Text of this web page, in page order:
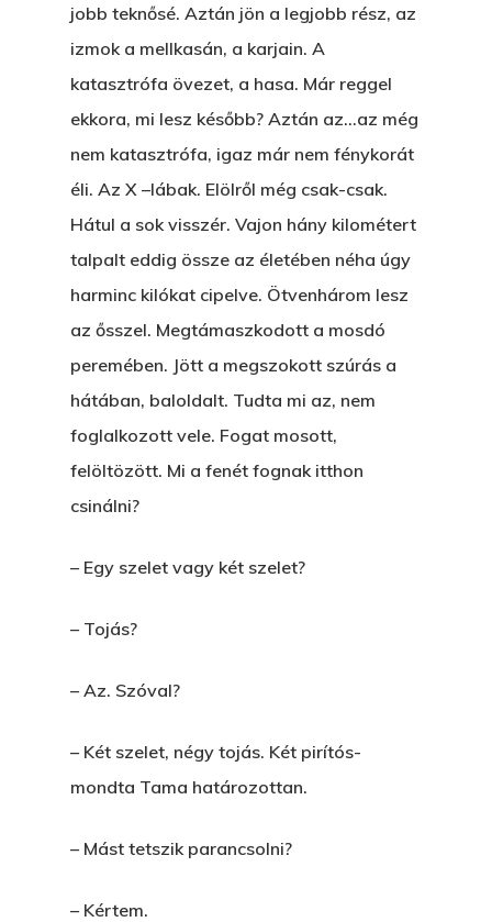
jobb teknősé. Aztán jön a legjobb rész, az
izmok a mellkasán, a karjain. A
katasztrófa övezet, a hasa. Már reggel
ekkora, mi lesz később? Aztán az…az még
nem katasztrófa, igaz már nem fénykorát
éli. Az X –lábak. Elölről még csak-csak.
Hátul a sok visszér. Vajon hány kilométert
talpalt eddig össze az életében néha úgy
harminc kilókat cipelve. Ötvenhárom lesz
az ősszel. Megtámaszkodott a mosdó
peremében. Jött a megszokott szúrás a
hátában, baloldalt. Tudta mi az, nem
foglalkozott vele. Fogat mosott,
felöltözött. Mi a fenét fognak itthon
csinálni?
– Egy szelet vagy két szelet?
– Tojás?
– Az. Szóval?
– Két szelet, négy tojás. Két pirítós-
mondta Tama határozottan.
– Mást tetszik parancsolni?
– Kértem.